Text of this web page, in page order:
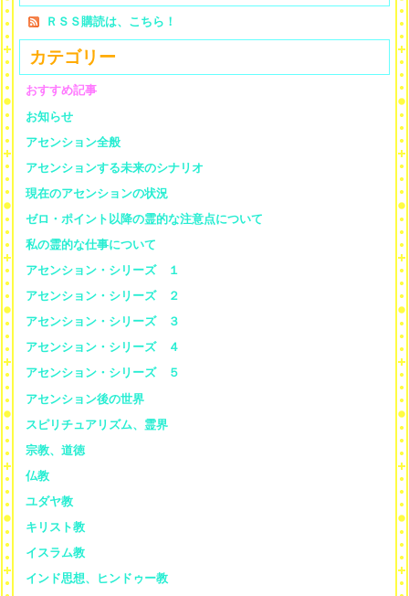
ＲＳＳ購読は、こちら！
カテゴリー
おすすめ記事
お知らせ
アセンション全般
アセンションする未来のシナリオ
現在のアセンションの状況
ゼロ・ポイント以降の霊的な注意点について
私の霊的な仕事について
アセンション・シリーズ １
アセンション・シリーズ ２
アセンション・シリーズ ３
アセンション・シリーズ ４
アセンション・シリーズ ５
アセンション後の世界
スピリチュアリズム、霊界
宗教、道徳
仏教
ユダヤ教
キリスト教
イスラム教
インド思想、ヒンドゥー教